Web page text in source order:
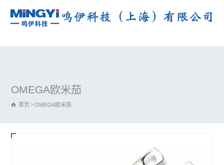
OMEGA欧米茄
首页 OMEGA欧米茄